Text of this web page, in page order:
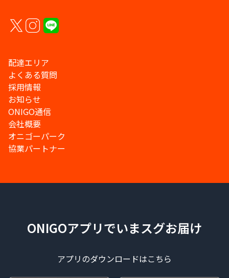
配達エリア
よくある質問
採用情報
お知らせ
ONIGO通信
会社概要
オニゴーパーク
協業パートナー
ONIGOアプリでいまスグお届け
アプリのダウンロードはこちら